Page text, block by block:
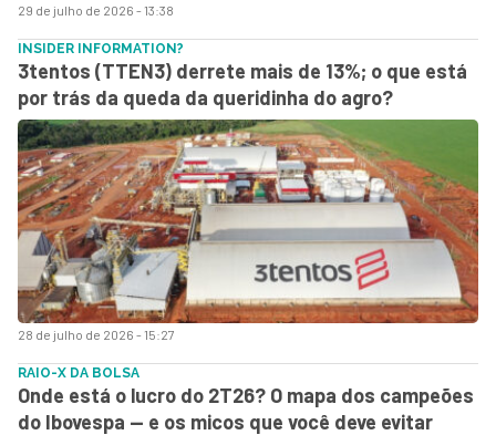
29 de julho de 2026 - 13:38
28 de julho de 2026 - 15:27
INSIDER INFORMATION?
3tentos (TTEN3) derrete mais de 13%; o que está
por trás da queda da queridinha do agro?
RAIO-X DA BOLSA
Onde está o lucro do 2T26? O mapa dos campeões
do Ibovespa — e os micos que você deve evitar